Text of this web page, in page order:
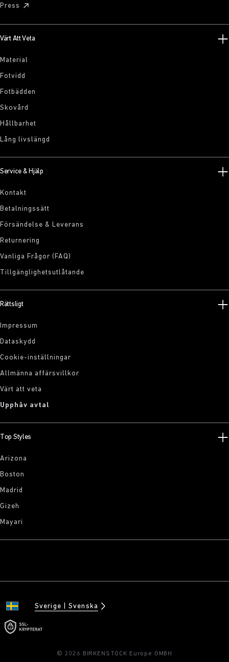
Press
Värt Att Veta
Material
Fotvidd
Fotbädden
Skovård
Hållbarhet
Lång livslängd
Service & Hjälp
Kontakt
Betalningssätt
Försändelse & Leverans
Returnering
Vanliga Frågor (FAQ)
Tillgänglighetsutlåtande
Rättsligt
Impressum
Dataskydd
Cookie-inställningar
Allmänna affärsvillkor
Värt att veta
Upphäv avtal
Top Styles
Arizona
Boston
Madrid
Gizeh
Mayari
Sverige Svenska
© 2026 BIRKENSTOCK Europe GMBH